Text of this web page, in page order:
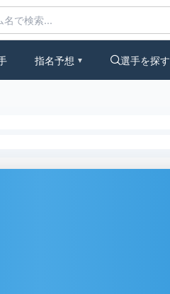
指名予想 ▼ 選手を探す